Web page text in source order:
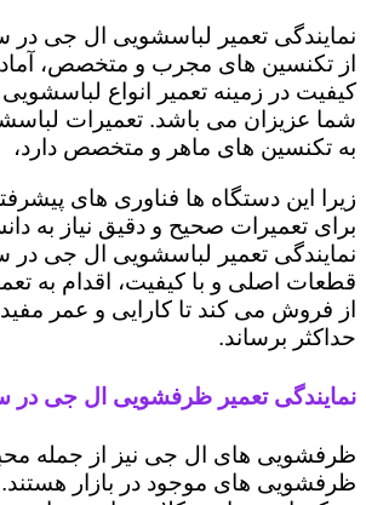
نمایندگی تعمیر لباسشویی ال جی در
از تکنسین های مجرب و متخصص،
کیفیت در زمینه تعمیر انواع
شما عزیزان می باشد. تعمیرات
به تکنسین های ماهر و متخصص دارد،
زیرا این دستگاه ها فناوری های
برای تعمیرات صحیح و دقیق نیاز به
نمایندگی تعمیر لباسشویی ال جی در
قطعات اصلی و با کیفیت، اقدام به
از فروش می کند تا کارایی و عمر
حداکثر برساند.
نمایندگی تعمیر ظرفشویی ال جی در
ظرفشویی های ال جی نیز از جمله
ظرفشویی های موجود در بازار هستند.